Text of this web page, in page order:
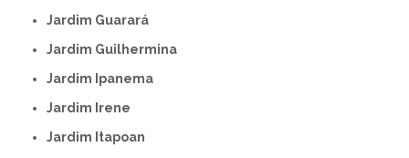
Jardim Guarará
Jardim Guilhermina
Jardim Ipanema
Jardim Irene
Jardim Itapoan